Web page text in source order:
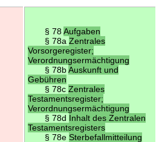
§ 78Aufgaben
§ 78a Zentrales
Vorsorgeregister;
Verordnungsermächtigung
§ 78bAuskunft und
Gebühren
§ 78c Zentrales
Testamentsregister;
Verordnungsermächtigung
§ 78d Inhalt des Zentralen
Testamentsregisters
§ 78e Sterbefallmitteilung